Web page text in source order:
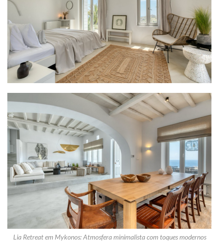
Lia Retreat em Mykonos: Atmosfera minimalista com toques modernos